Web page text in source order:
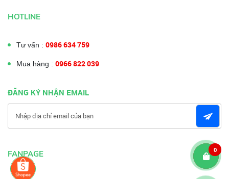
HOTLINE
Tư vấn : 0986 634 759
Mua hàng : 0966 822 039
ĐĂNG KÝ NHẬN EMAIL
FANPAGE 0